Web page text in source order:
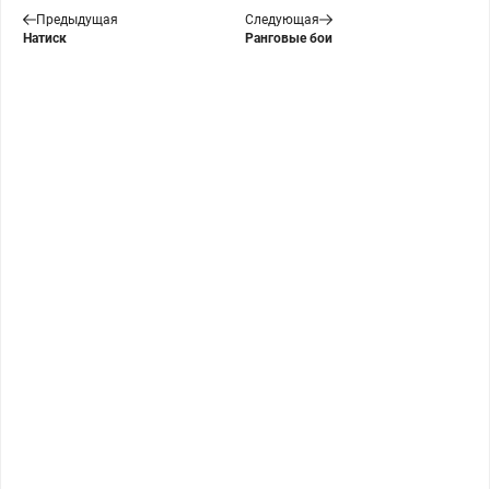
Предыдущая
Натиск
Следующая
Ранговые бои